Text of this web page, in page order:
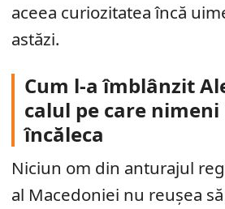
aceea curiozitatea încă
astăzi.
Cum l-a îmblânzit
calul pe care
încăleca
Niciun om din anturajul
al Macedoniei nu reușea